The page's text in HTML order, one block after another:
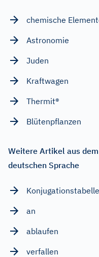
chemische
Astronomie
Juden
Kraftwagen
Thermit®
Blütenpflanzen
Weitere Artikel aus
deutschen Sprache
Konjugationstabelle
an
ablaufen
verfallen